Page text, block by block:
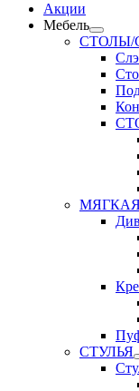
Акции
Мебель
СТУЛЬЯ